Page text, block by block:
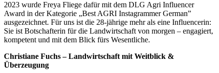
2023 wurde Freya Fliege dafür mit dem DLG Agri Influencer
Award in der Kategorie „Best AGRI Instagrammer German”
ausgezeichnet. Für uns ist die 28-jährige mehr als eine Influencerin:
Sie ist Botschafterin für die Landwirtschaft von morgen – engagiert,
kompetent und mit dem Blick fürs Wesentliche.
Christiane Fuchs – Landwirtschaft mit Weitblick &
Überzeugung